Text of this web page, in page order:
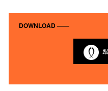
DOWNLOAD ——